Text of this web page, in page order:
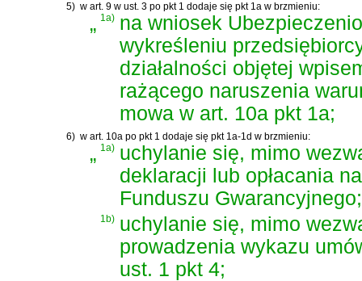
5) w art. 9 w ust. 3 po pkt 1 dodaje się pkt 1a w brzmieniu:
„1a) na wniosek
wykreśleniu
działalności objętej
rażącego naruszenia
mowa w art. 10a pkt 1a;
6) w art. 10a po pkt 1 dodaje się pkt 1a-1d w brzmieniu:
„1a) uchylanie się, mimo
deklaracji lub opłacania
Funduszu Gwarancyjnego;
1b) uchylanie się, mimo
prowadzenia wykazu
ust. 1 pkt 4;